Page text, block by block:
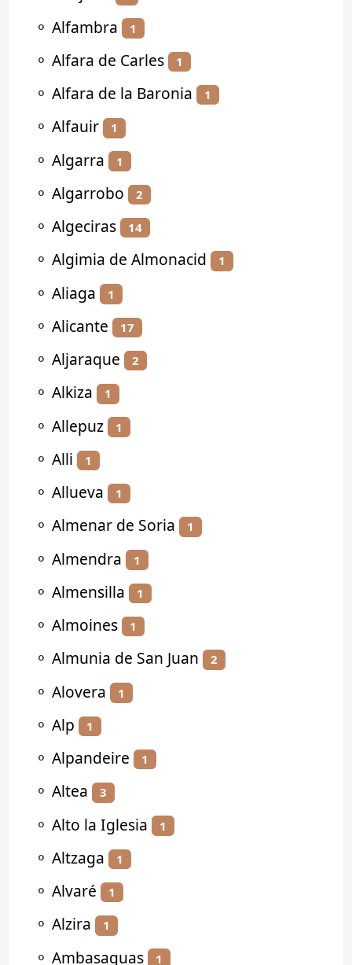
⚬ Alfambra 1
⚬ Alfara de Carles 1
⚬ Alfara de la Baronia 1
⚬ Alfauir 1
⚬ Algarra 1
⚬ Algarrobo 2
⚬ Algeciras 14
⚬ Algimia de Almonacid 1
⚬ Aliaga 1
⚬ Alicante 17
⚬ Aljaraque 2
⚬ Alkiza 1
⚬ Allepuz 1
⚬ Alli 1
⚬ Allueva 1
⚬ Almenar de Soria 1
⚬ Almendra 1
⚬ Almensilla 1
⚬ Almoines 1
⚬ Almunia de San Juan 2
⚬ Alovera 1
⚬ Alp 1
⚬ Alpandeire 1
⚬ Altea 3
⚬ Alto la Iglesia 1
⚬ Altzaga 1
⚬ Alvaré 1
⚬ Alzira 1
⚬ Ambasaguas 1